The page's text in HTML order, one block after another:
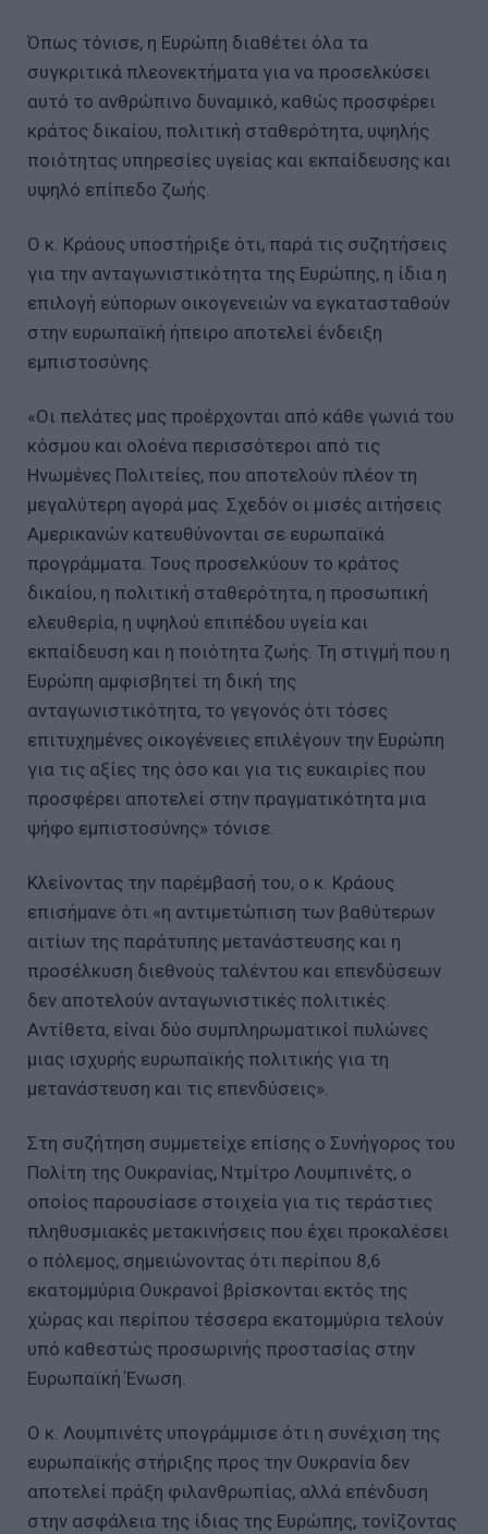
Όπως τόνισε, η Ευρώπη διαθέτει όλα τα
συγκριτικά πλεονεκτήματα για να προσελκύσει
αυτό το ανθρώπινο δυναμικό, καθώς προσφέρει
κράτος δικαίου, πολιτική σταθερότητα, υψηλής
ποιότητας υπηρεσίες υγείας και εκπαίδευσης και
υψηλό επίπεδο ζωής.
Ο κ. Κράους υποστήριξε ότι, παρά τις συζητήσεις
για την ανταγωνιστικότητα της Ευρώπης, η ίδια η
επιλογή εύπορων οικογενειών να εγκατασταθούν
στην ευρωπαϊκή ήπειρο αποτελεί ένδειξη
εμπιστοσύνης.
«Οι πελάτες μας προέρχονται από κάθε γωνιά του
κόσμου και ολοένα περισσότεροι από τις
Ηνωμένες Πολιτείες, που αποτελούν πλέον τη
μεγαλύτερη αγορά μας. Σχεδόν οι μισές αιτήσεις
Αμερικανών κατευθύνονται σε ευρωπαϊκά
προγράμματα. Τους προσελκύουν το κράτος
δικαίου, η πολιτική σταθερότητα, η προσωπική
ελευθερία, η υψηλού επιπέδου υγεία και
εκπαίδευση και η ποιότητα ζωής. Τη στιγμή που η
Ευρώπη αμφισβητεί τη δική της
ανταγωνιστικότητα, το γεγονός ότι τόσες
επιτυχημένες οικογένειες επιλέγουν την Ευρώπη
για τις αξίες της όσο και για τις ευκαιρίες που
προσφέρει αποτελεί στην πραγματικότητα μια
ψήφο εμπιστοσύνης» τόνισε.
Κλείνοντας την παρέμβασή του, ο κ. Κράους
επισήμανε ότι «η αντιμετώπιση των βαθύτερων
αιτίων της παράτυπης μετανάστευσης και η
προσέλκυση διεθνούς ταλέντου και επενδύσεων
δεν αποτελούν ανταγωνιστικές πολιτικές.
Αντίθετα, είναι δύο συμπληρωματικοί πυλώνες
μιας ισχυρής ευρωπαϊκής πολιτικής για τη
μετανάστευση και τις επενδύσεις».
Στη συζήτηση συμμετείχε επίσης ο Συνήγορος του
Πολίτη της Ουκρανίας, Ντμίτρο Λουμπινέτς, ο
οποίος παρουσίασε στοιχεία για τις τεράστιες
πληθυσμιακές μετακινήσεις που έχει προκαλέσει
ο πόλεμος, σημειώνοντας ότι περίπου 8,6
εκατομμύρια Ουκρανοί βρίσκονται εκτός της
χώρας και περίπου τέσσερα εκατομμύρια τελούν
υπό καθεστώς προσωρινής προστασίας στην
Ευρωπαϊκή Ένωση.
Ο κ. Λουμπινέτς υπογράμμισε ότι η συνέχιση της
ευρωπαϊκής στήριξης προς την Ουκρανία δεν
αποτελεί πράξη φιλανθρωπίας, αλλά επένδυση
στην ασφάλεια της ίδιας της Ευρώπης, τονίζοντας